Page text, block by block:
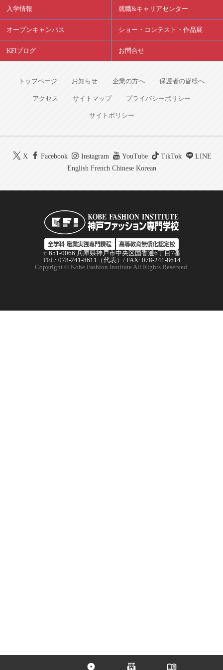
入学情報 就職&キャリアセンター
オープンキャンパス ショー・コンテスト・作品展
KFIブログ お問合せ
トップページ お知らせ 企業の方へ 保護者の皆様へ
アクセス サイトマップ プライバシーポリシー
サイトポリシー
X Facebook Instagram YouTube TikTok
LINE
English French Chinese Korean
〒651-0066 兵庫県神戸市中央区国香通6丁目7番
TEL: 078-241-8611（代表）/ FAX: 078-241-8614
Copyright © Kobe Fashion Institute All Rights Reserved.